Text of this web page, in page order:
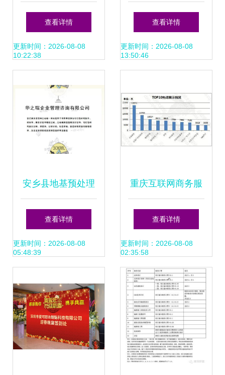
堂经理台定做 宝鸡
大堂经理台
查看详情
更新时间：2026-08-08
10:22:38
抚顺项目计划书编
写与咨询策划机构
查看详情
更新时间：2026-08-08
13:50:46
安乡县地基预处理
工程投标书免费咨
询制作指南 提升中
务
查看详情
更新时间：2026-08-08
05:48:39
重庆互联网商务服
务咨询策划行业优
秀案例分析报告
（第241期）
查看详情
更新时间：2026-08-08
02:35:58